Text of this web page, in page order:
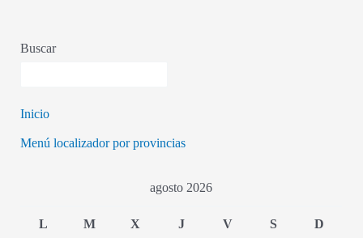
Buscar
Inicio
Menú localizador por provincias
agosto 2026
L M X J V S D